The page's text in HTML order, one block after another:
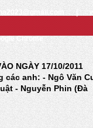
Chrome
NGÀY 17/10/2011
các anh: - Ngô Văn
- Nguyễn Phin (Đà